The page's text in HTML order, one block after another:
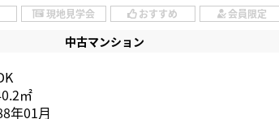
現地見学会 おすすめ 会員限定
中古マンション
㎡
年01月